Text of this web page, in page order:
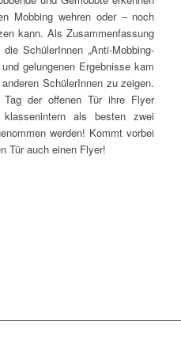
Mobbing wehren oder – noch
kann. Als Zusammenfassung
SchülerInnen „Anti-Mobbing-
gelungenen Ergebnisse kam
SchülerInnen zu zeigen.
der offenen Tür ihre Flyer
als besten zwei
werden! Kommt vorbei
Tür auch einen Flyer!